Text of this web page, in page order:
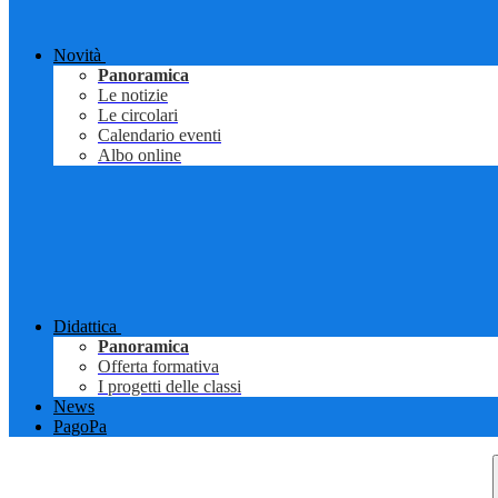
Novità
Panoramica
Le notizie
Le circolari
Calendario eventi
Albo online
Didattica
Panoramica
Offerta formativa
I progetti delle classi
News
PagoPa